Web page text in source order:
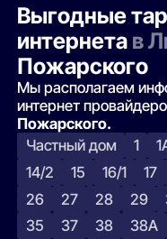
Выгодные
интернета в
Пожарского
Мы располагаем
интернет
Пожарского.
Частный дом
1
14/2
15 16/1 17
26
27 28 29
35
37 38 38А